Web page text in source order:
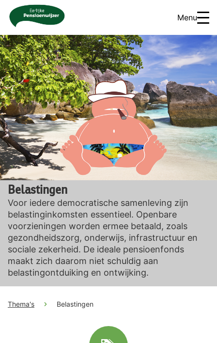
Menu
Belastingen
Voor iedere democratische samenleving zijn
belastinginkomsten essentieel. Openbare
voorzieningen worden ermee betaald, zoals
gezondheidszorg, onderwijs, infrastructuur en
sociale zekerheid. De ideale pensioenfonds
maakt zich daarom niet schuldig aan
belastingontduiking en ontwijking.
Thema's Belastingen